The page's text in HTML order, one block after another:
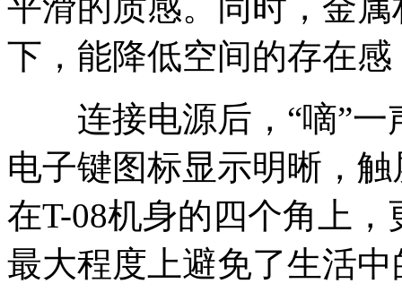
下，能降低空间的存在
连接电源后，“嘀”一
电子键图标显示明晰，
在T-08机身的四个角上
最大程度上避免了生活